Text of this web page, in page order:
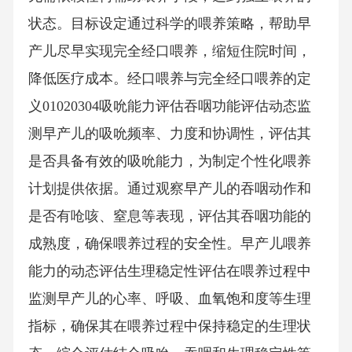
状态。目标设定通过科学的喂养策略，帮助早
产儿尽早实现完全经口喂养，缩短住院时间，
降低医疗成本。经口喂养与完全经口喂养的定
义01020304吸吮能力评估吞咽功能评估动态监
测早产儿的吸吮频率、力度和协调性，评估其
是否具备有效的吸吮能力，为制定个性化喂养
计划提供依据。通过观察早产儿的吞咽动作和
是否有呛咳、窒息等表现，评估其吞咽功能的
成熟度，确保喂养过程的安全性。早产儿喂养
能力的动态评估生理稳定性评估在喂养过程中
监测早产儿的心率、呼吸、血氧饱和度等生理
指标，确保其在喂养过程中保持稳定的生理状